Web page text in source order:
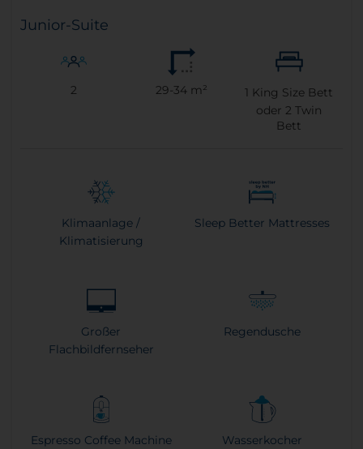
Junior-Suite
2 29-34 m² 1 King Size Bett
oder 2 Twin
Bett
Klimaanlage /
Klimatisierung
Sleep Better Mattresses
Großer
Flachbildfernseher
Regendusche
Espresso Coffee Machine Wasserkocher